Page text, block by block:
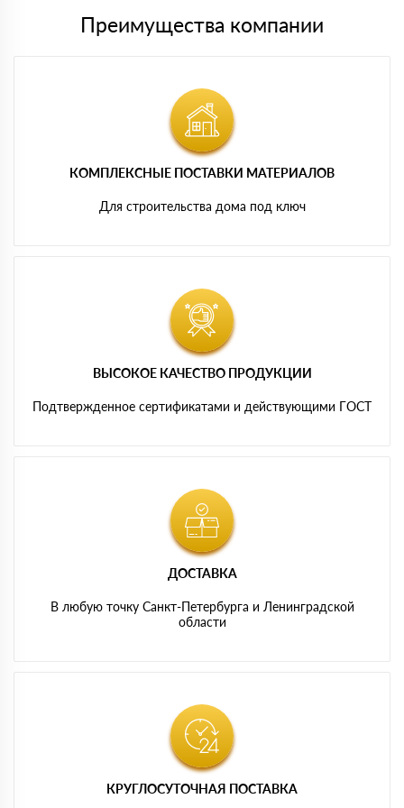
Преимущества компании
КОМПЛЕКСНЫЕ ПОСТАВКИ МАТЕРИАЛОВ
Для строительства дома под ключ
ВЫСОКОЕ КАЧЕСТВО ПРОДУКЦИИ
Подтвержденное сертификатами и действующими ГОСТ
ДОСТАВКА
В любую точку Санкт-Петербурга и Ленинградской
области
КРУГЛОСУТОЧНАЯ ПОСТАВКА